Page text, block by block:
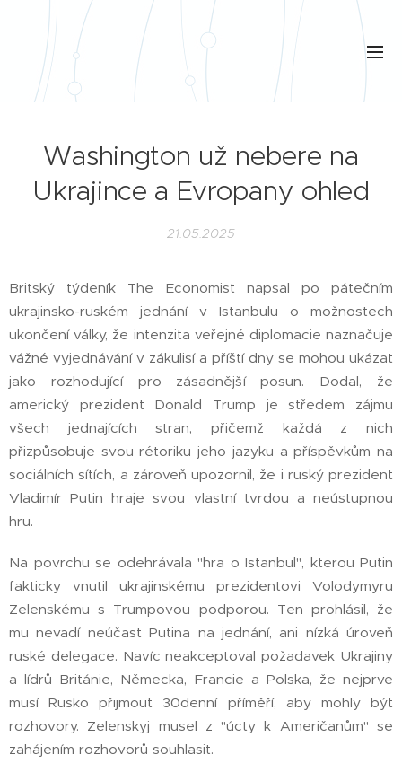
Washington už nebere na
Ukrajince a Evropany ohled
21.05.2025
Britský týdeník The Economist napsal po pátečním
ukrajinsko-ruském jednání v Istanbulu o možnostech
ukončení války, že intenzita veřejné diplomacie naznačuje
vážné vyjednávání v zákulisí a příští dny se mohou ukázat
jako rozhodující pro zásadnější posun. Dodal, že
americký prezident Donald Trump je středem zájmu
všech jednajících stran, přičemž každá z nich
přizpůsobuje svou rétoriku jeho jazyku a příspěvkům na
sociálních sítích, a zároveň upozornil, že i ruský prezident
Vladimír Putin hraje svou vlastní tvrdou a neústupnou
hru.
Na povrchu se odehrávala "hra o Istanbul", kterou Putin
fakticky vnutil ukrajinskému prezidentovi Volodymyru
Zelenskému s Trumpovou podporou. Ten prohlásil, že
mu nevadí neúčast Putina na jednání, ani nízká úroveň
ruské delegace. Navíc neakceptoval požadavek Ukrajiny
a lídrů Británie, Německa, Francie a Polska, že nejprve
musí Rusko přijmout 30denní příměří, aby mohly být
rozhovory. Zelenskyj musel z "úcty k Američanům" se
zahájením rozhovorů souhlasit.